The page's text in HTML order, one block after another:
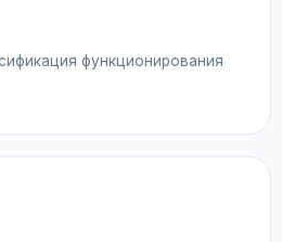
функционирования